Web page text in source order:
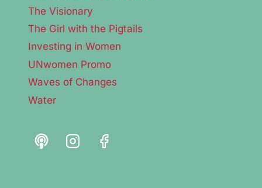
The Visionary
The Girl with the Pigtails
Investing in Women
UNwomen Promo
Waves of Changes
Water